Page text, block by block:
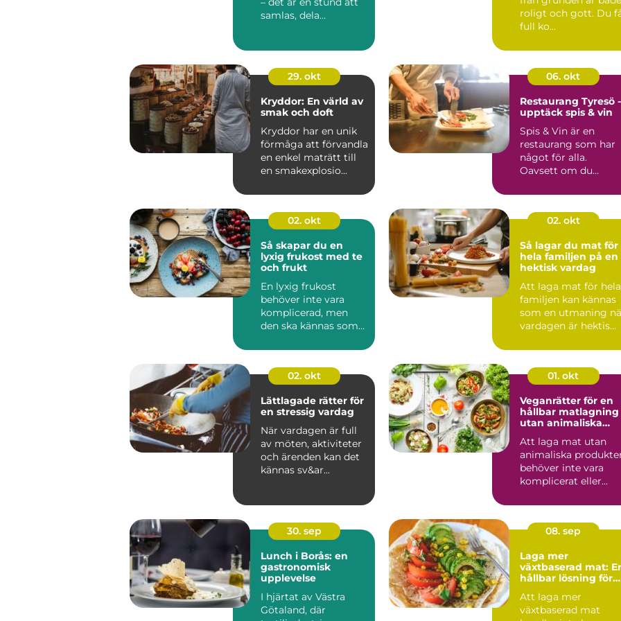
samlas, dela
roligt och gott. Du
full ko...
29. okt
Kryddor: En värld av
smak och doft
Kryddor har en unik
förmåga att förvandla
en enkel maträtt till
en smakexplosio...
06. okt
Restaurang Tyresö -
upptäck spis & vin
Spis & Vin är en
restaurang som har
något för alla.
Oavsett om du
02. okt
Så skapar du en
lyxig frukost med te
och frukt
En lyxig frukost
behöver inte vara
komplicerad, men
den ska kännas som
02. okt
Så lagar du mat för
hela familjen på en
hektisk vardag
Att laga mat för hela
familjen kan kännas
som en utmaning
vardagen är hektis...
02. okt
Lättlagade rätter för
en stressig vardag
När vardagen är full
av möten, aktiviteter
och ärenden kan det
kännas sv&ar...
01. okt
Veganrätter för en
hållbar matlagning
utan animaliska
Att laga mat utan
animaliska
behöver inte vara
komplicerat eller
30. sep
Lunch i Borås: en
gastronomisk
upplevelse
I hjärtat av Västra
Götaland, där
08. sep
Laga mer
växtbaserad mat:
hållbar lösning för
Att laga mer
växtbaserad mat